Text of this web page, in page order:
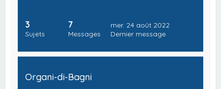
3
Sujets
7
Messages
mer. 24 août 2022
Dernier message
Organi-di-Bagni